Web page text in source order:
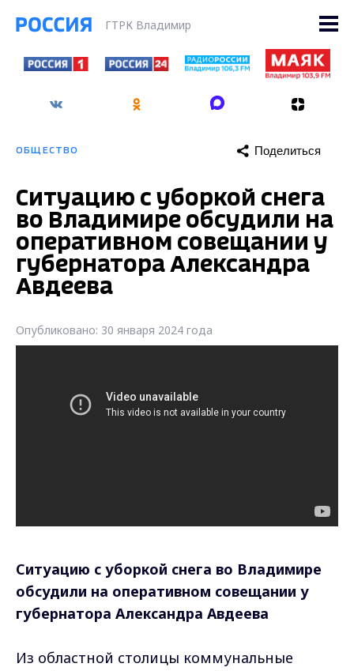
ГТРК Владимир
ОБЩЕСТВО Поделиться
Ситуацию с уборкой снега
во Владимире обсудили на
оперативном совещании у
губернатора Александра
Авдеева
Опубликовано: 30 января 2024 года
Ситуацию с уборкой снега во Владимире
обсудили на оперативном совещании у
губернатора Александра Авдеева
Из областной столицы коммунальные